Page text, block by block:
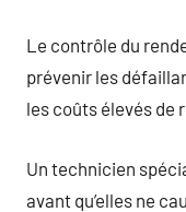
Le contrôle du
prévenir les
les coûts élevés de
Un technicien
avant qu’elles ne